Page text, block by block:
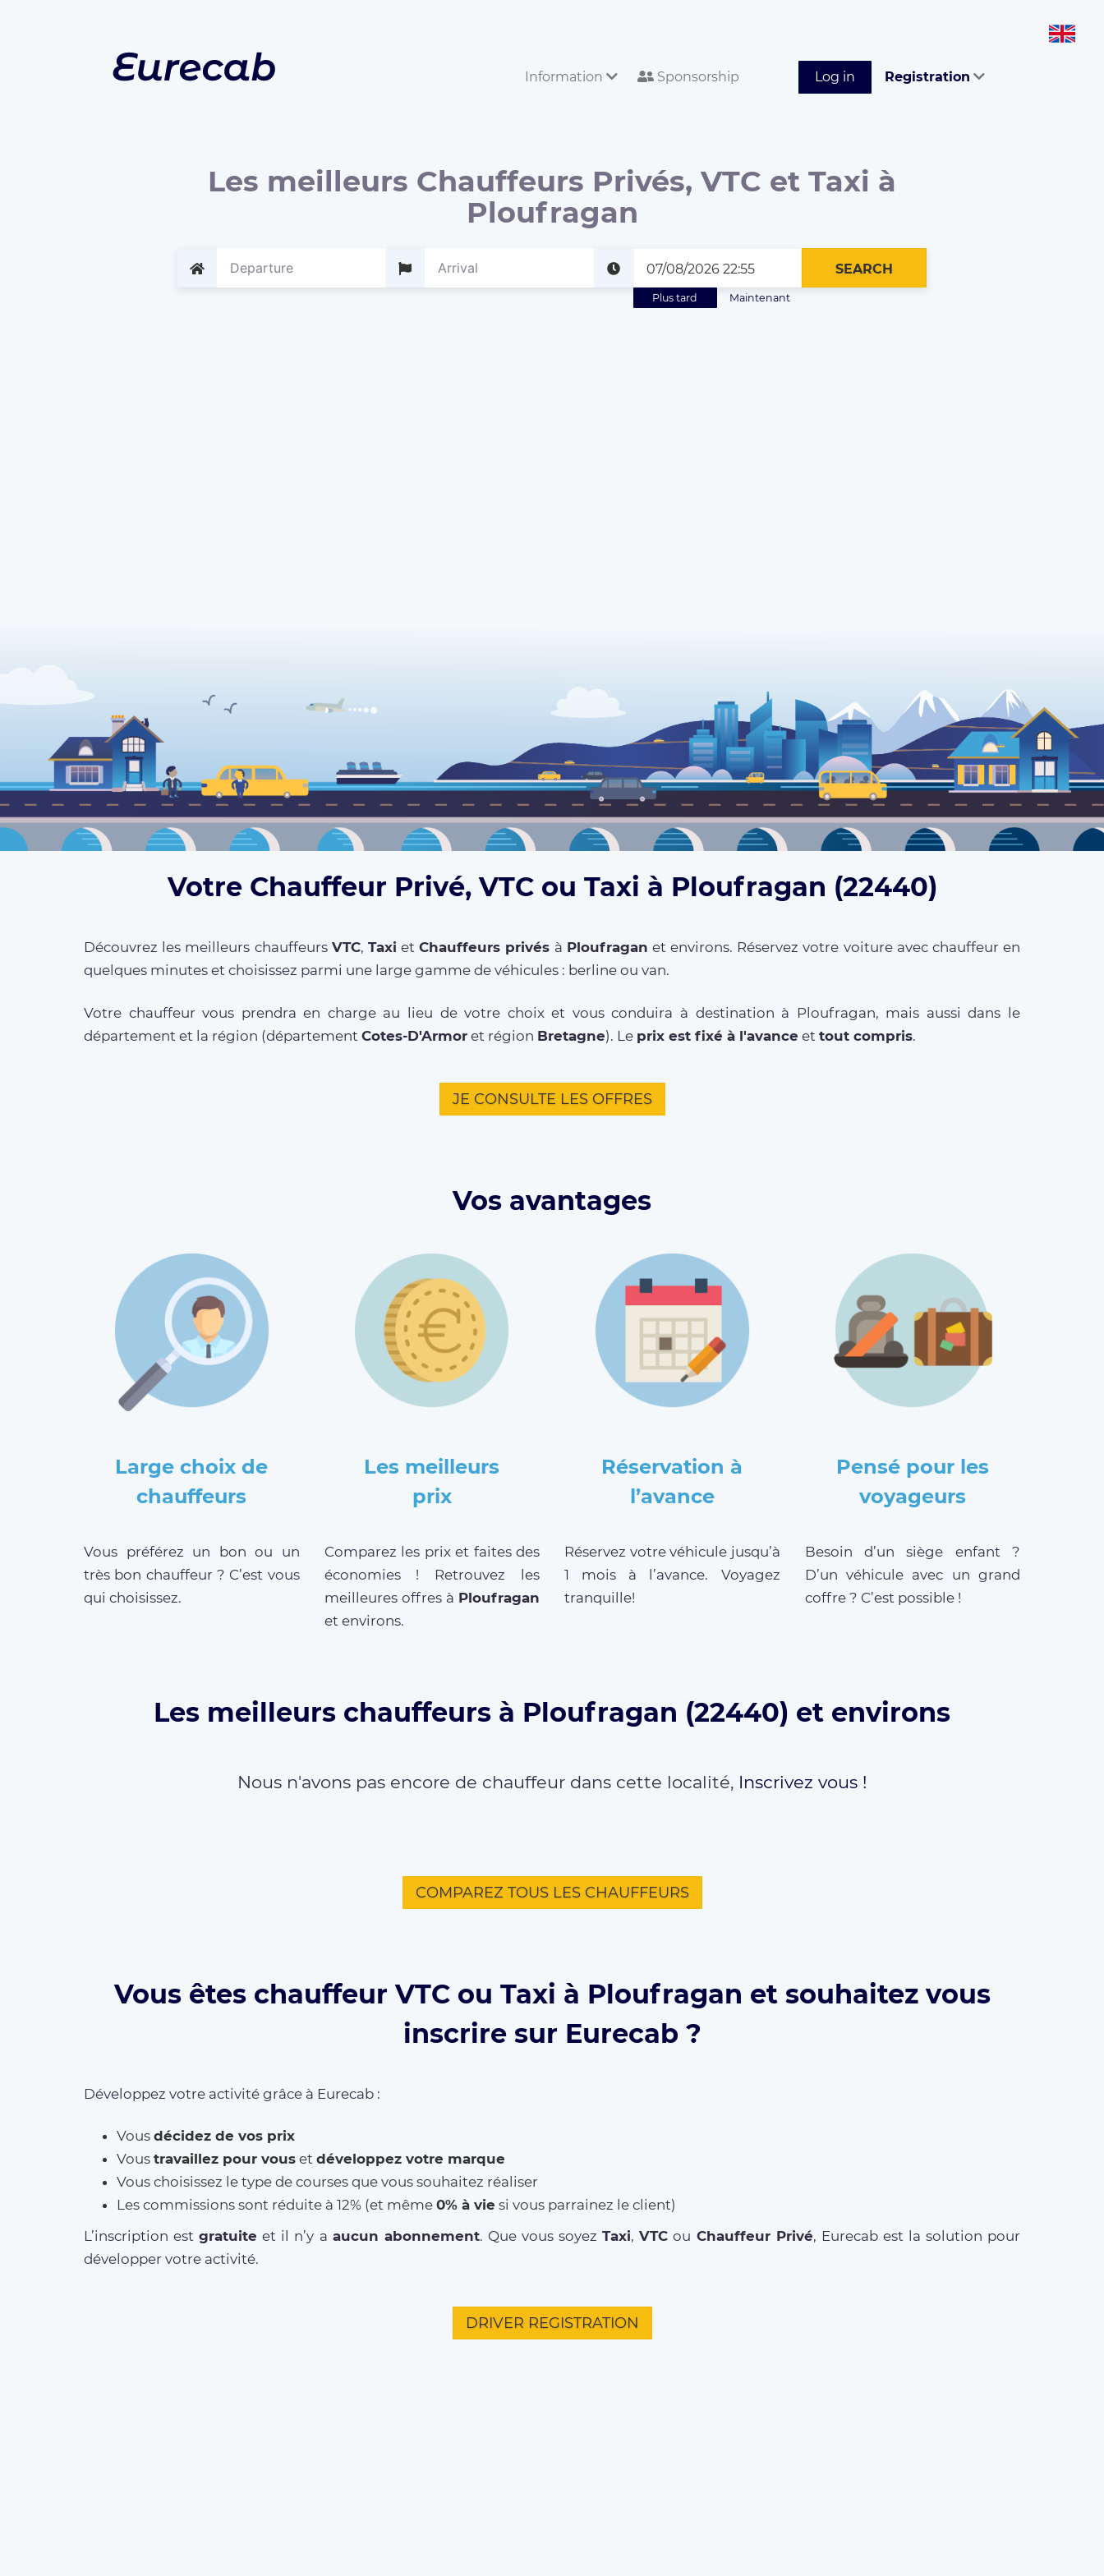
Information Sponsorship Log in Registration
Les meilleurs Chauffeurs Privés, VTC et Taxi à
Ploufragan
Maintenant
Plus tard
SEARCH
Votre Chauffeur Privé, VTC ou Taxi à Ploufragan (22440)
Découvrez les meilleurs chauffeurs VTC, Taxi etChauffeurs privés à Ploufragan et environs. Réservez votre voiture avec chauffeur en
quelques minutes et choisissez parmi une large gamme de véhicules : berline ou van.
Votre chauffeur vous prendra en charge au lieu de votre choix et vous conduira à destination à Ploufragan, mais aussi dans le
département et la région (département Cotes-D'Armor et région Bretagne). Le prix est fixé à l'avance et tout compris.
JE CONSULTE LES OFFRES
Vos avantages
Large choix de
chauffeurs
Vous préférez un bon ou un
très bon chauffeur ? C’est vous
qui choisissez.
Les meilleurs
prix
Comparez les prix et faites des
économies ! Retrouvez les
meilleures offres à Ploufragan
et environs.
Réservation à
l’avance
Réservez votre véhicule jusqu’à
1 mois à l’avance. Voyagez
tranquille!
Pensé pour les
voyageurs
Besoin d’un siège enfant ?
D’un véhicule avec un grand
coffre ? C’est possible !
Les meilleurs chauffeurs à Ploufragan (22440) et environs
Nous n'avons pas encore de chauffeur dans cette localité, Inscrivez vous !
COMPAREZ TOUS LES CHAUFFEURS
Vous êtes chauffeur VTC ou Taxi à Ploufragan et souhaitez vous
inscrire sur Eurecab ?
Développez votre activité grâce à Eurecab :
Vous décidez de vos prix
Vous travaillez pour vous et développez votre marque
Vous choisissez le type de courses que vous souhaitez réaliser
Les commissions sont réduite à 12% (et même 0% à vie si vous parrainez le client)
L’inscription estgratuite et il n’y a aucun abonnement. Que vous soyezTaxi,VTC ou Chauffeur Privé, Eurecab est la solution pour
développer votre activité.
DRIVER REGISTRATION